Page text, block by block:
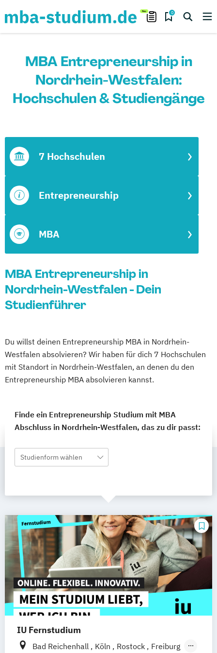
0
MBA Entrepreneurship in
Nordrhein-Westfalen:
Hochschulen & Studiengänge
MBA
Entrepreneurship
7 Hochschulen
MBA Entrepreneurship in
Nordrhein-Westfalen - Dein
Studienführer
Du willst deinen Entrepreneurship MBA in Nordrhein-
Westfalen absolvieren? Wir haben für dich 7 Hochschulen
mit Standort in Nordrhein-Westfalen, an denen du den
Entrepreneurship MBA absolvieren kannst.
Finde ein Entrepreneurship Studium mit MBA
Abschluss in Nordrhein-Westfalen, das zu dir passt:
Studienform wählen
IU Fernstudium
Bad Reichenhall Köln Rostock
Freiburg